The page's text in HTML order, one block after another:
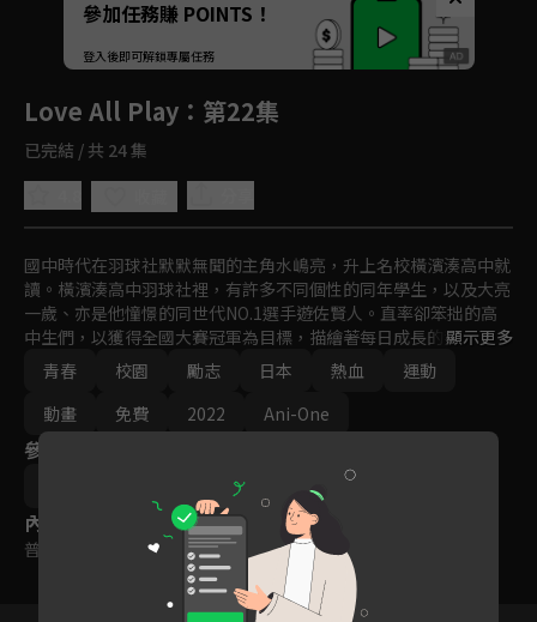
參加任務賺 POINTS！
登入後即可解鎖專屬任務
Love All Play ：第22集
已完結 / 共 24 集
國中時代在羽球社默默無聞的主角水嶋亮，升上名校橫濱湊高中就
讀。橫濱湊高中羽球社裡，有許多不同個性的同年學生，以及大亮
一歲、亦是他憧憬的同世代NO.1選手遊佐賢人。直率卻笨拙的高
中生們，以獲得全國大賽冠軍為目標，描繪著每日成長的姿態，年
輕爽朗的青春故事！！
顯示更多
青春
校園 勵志 日本 熱血
運動
動畫
免費 2022 Ani-One
參與演員
內容標籤
普遍級